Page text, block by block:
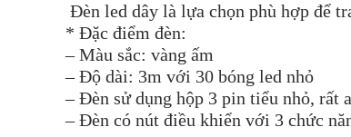
Đèn led dây là lựa chọn phù hợp để
* Đặc điểm đèn:
– Màu sắc: vàng ấm
– Độ dài: 3m với 30 bóng led nhỏ
– Đèn sử dụng hộp 3 pin tiểu nhỏ, rất
– Đèn có nút điều khiển với 3 chức